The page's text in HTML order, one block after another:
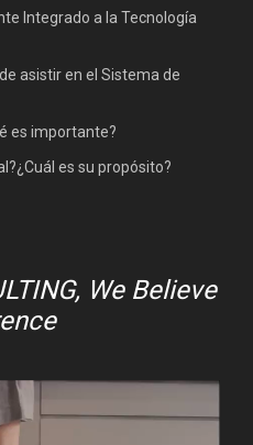
Integrado a la Tecnología
asistir en el Sistema de
es importante?
es su propósito?
We Believe